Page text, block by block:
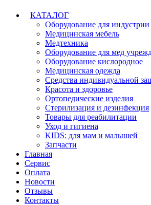
КАТАЛОГ
Оборудование для индустрии
Медицинская мебель
Медтехника
Оборудование для мед
Оборудование кислородное
Медицинская одежда
Средства индивидуальной
Красота и здоровье
Ортопедические изделия
Стерилизация и дезинфекция
Товары для реабилитации
Уход и гигиена
KIDS: для мам и малышей
Запчасти
Главная
Сервис
Оплата
Новости
Отзывы
Контакты